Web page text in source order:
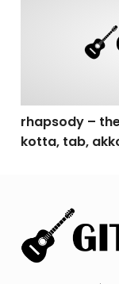
rhapsody –
kotta, tab,